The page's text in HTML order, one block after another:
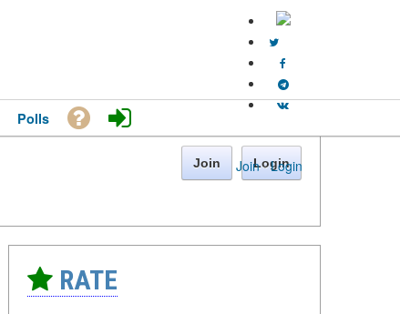
Join · Login
Polls
Join Login
RATE